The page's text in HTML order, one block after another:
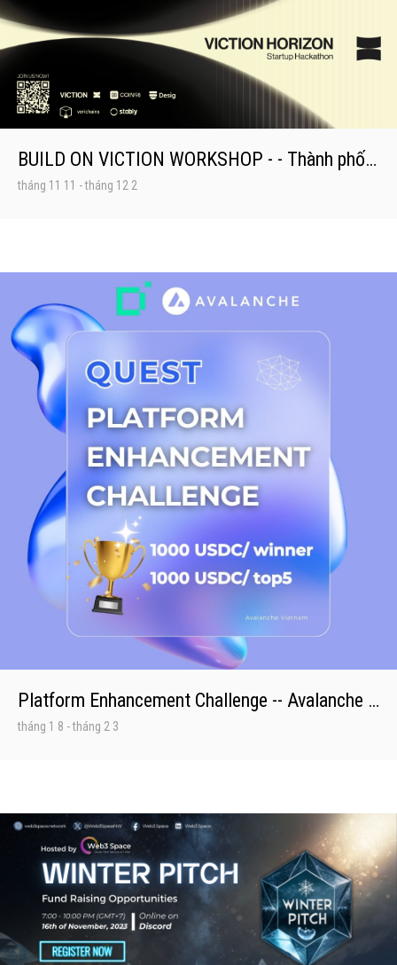
BUILD ON VICTION WORKSHOP - - Thành phố Hồ Chí Minh
tháng 11 11 -tháng 12 2
Platform Enhancement Challenge -- Avalanche Vietnam
tháng 1 8 -tháng 2 3